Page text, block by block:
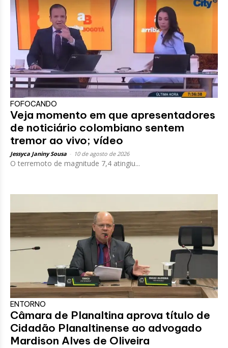
FOFOCANDO
Veja momento em que apresentadores
de noticiário colombiano sentem
tremor ao vivo; vídeo
Jessyca Janiny Sousa 10 de agosto de 2026
O terremoto de magnitude 7,4 atingiu...
ENTORNO
Câmara de Planaltina aprova título de
Cidadão Planaltinense ao advogado
Mardison Alves de Oliveira